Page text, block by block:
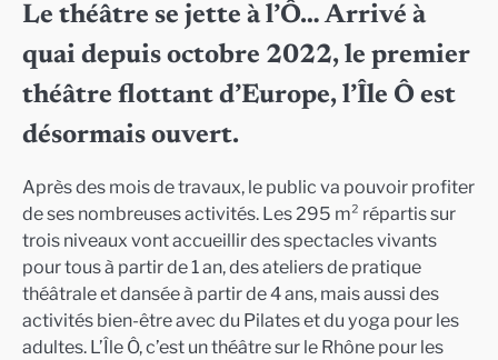
RSS FEED
SHARE
LINK
EMBED
Le théâtre se jette à l’Ô… Arrivé à
quai depuis octobre 2022, le premier
théâtre flottant d’Europe, l’Île Ô est
désormais ouvert.
Après des mois de travaux, le public va pouvoir profiter
de ses nombreuses activités. Les 295 m² répartis sur
trois niveaux vont accueillir des spectacles vivants
pour tous à partir de 1 an, des ateliers de pratique
théâtrale et dansée à partir de 4 ans, mais aussi des
activités bien-être avec du Pilates et du yoga pour les
adultes. L’Île Ô, c’est un théâtre sur le Rhône pour les